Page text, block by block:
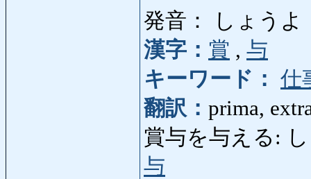
発音： しょうよ
漢字： 賞 , 与
キーワード： 仕
翻訳： prima,
賞与を与える:
与